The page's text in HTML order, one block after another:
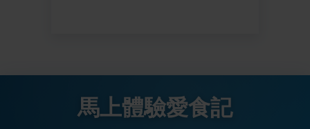
馬上體驗愛食記